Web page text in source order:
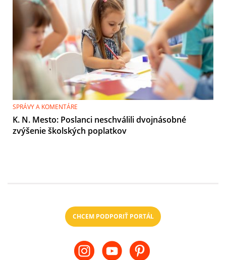
SPRÁVY A KOMENTÁRE
K. N. Mesto: Poslanci neschválili dvojnásobné
zvýšenie školských poplatkov
CHCEM PODPORIŤ PORTÁL